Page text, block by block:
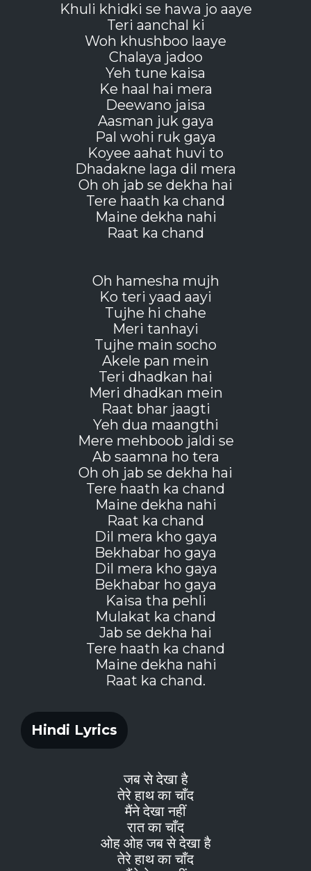
Khuli khidki se hawa jo aaye
Teri aanchal ki
Woh khushboo laaye
Chalaya jadoo
Yeh tune kaisa
Ke haal hai mera
Deewano jaisa
Aasman juk gaya
Pal wohi ruk gaya
Koyee aahat huvi to
Dhadakne laga dil mera
Oh oh jab se dekha hai
Tere haath ka chand
Maine dekha nahi
Raat ka chand
Oh hamesha mujh
Ko teri yaad aayi
Tujhe hi chahe
Meri tanhayi
Tujhe main socho
Akele pan mein
Teri dhadkan hai
Meri dhadkan mein
Raat bhar jaagti
Yeh dua maangthi
Mere mehboob jaldi se
Ab saamna ho tera
Oh oh jab se dekha hai
Tere haath ka chand
Maine dekha nahi
Raat ka chand
Dil mera kho gaya
Bekhabar ho gaya
Dil mera kho gaya
Bekhabar ho gaya
Kaisa tha pehli
Mulakat ka chand
Jab se dekha hai
Tere haath ka chand
Maine dekha nahi
Raat ka chand.
Hindi Lyrics
जब से देखा है
तेरे हाथ का चाँद
मैंने देखा नहीं
रात का चाँद
ओह ओह जब से देखा है
तेरे हाथ का चाँद